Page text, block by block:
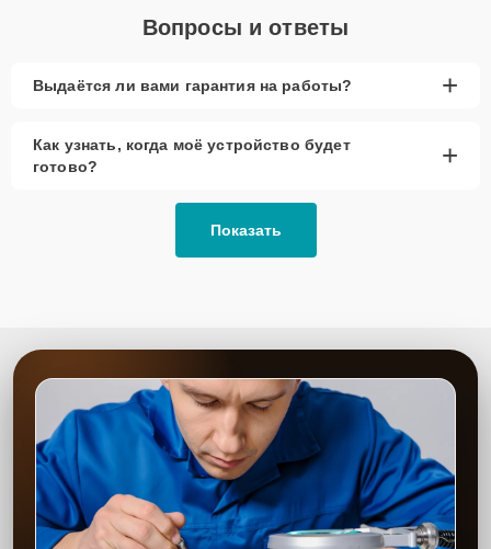
Вопросы и ответы
Выдаётся ли вами гарантия на работы? +
Как узнать, когда моё устройство будет
готово?
+
Показать